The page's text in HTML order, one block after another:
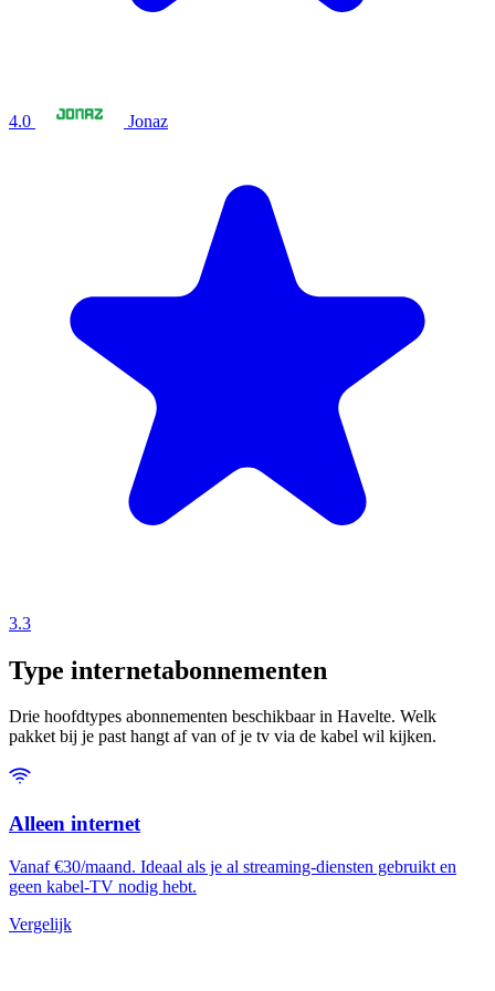
4.0 Jonaz
3.3
Type internetabonnementen
Drie hoofdtypes abonnementen beschikbaar in Havelte. Welk
pakket bij je past hangt af van of je tv via de kabel wil kijken.
Alleen internet
Vanaf €30/maand. Ideaal als je al streaming-diensten gebruikt en
geen kabel-TV nodig hebt.
Vergelijk